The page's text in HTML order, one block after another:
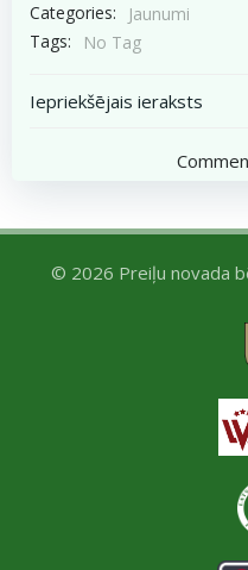
Categories:
Jaunumi
Tags:
No Tag
Post
navigation
Iepriekšējais ieraksts
© 2026 Preiļu novada